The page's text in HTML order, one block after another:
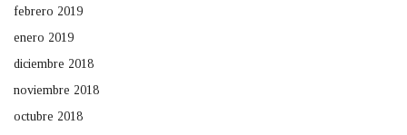
febrero 2019
enero 2019
diciembre 2018
noviembre 2018
octubre 2018